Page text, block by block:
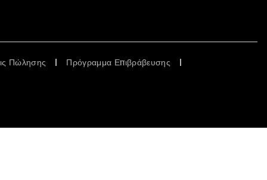
Πώλησης Πρόγραμμα Επιβράβευσης